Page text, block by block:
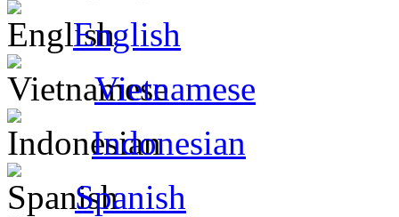
English
Vietnamese
Indonesian
Spanish